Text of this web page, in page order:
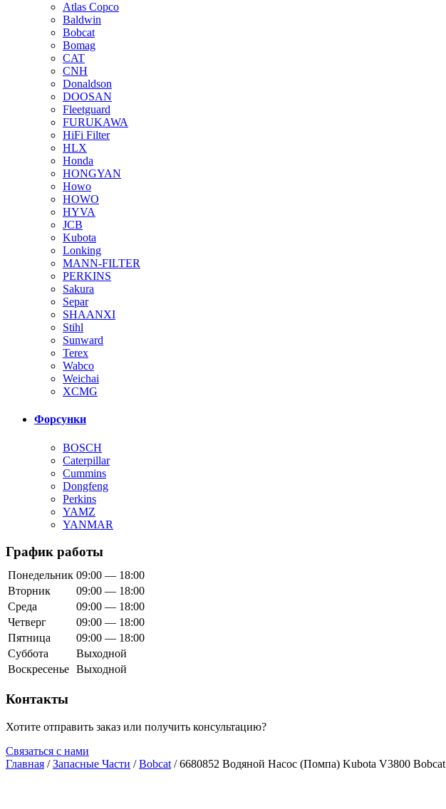
Atlas Copco
Baldwin
Bobcat
Bomag
CAT
CNH
Donaldson
DOOSAN
Fleetguard
FURUKAWA
HiFi Filter
HLX
Honda
HONGYAN
Howo
HOWO
HYVA
JCB
Kubota
Lonking
MANN-FILTER
PERKINS
Sakura
Separ
SHAANXI
Stihl
Sunward
Terex
Wabco
Weichai
XCMG
Форсунки
BOSCH
Caterpillar
Cummins
Dongfeng
Perkins
YAMZ
YANMAR
График работы
Понедельник 09:00 — 18:00
Вторник
09:00 — 18:00
Среда
09:00 — 18:00
Четверг
09:00 — 18:00
Пятница
09:00 — 18:00
Суббота
Выходной
Воскресенье Выходной
Контакты
Хотите отправить заказ или получить консультацию?
Связаться с нами
Главная /Запасные Части /Bobcat / 6680852 Водяной Насос (Помпа) Kubota V3800 Bobcat